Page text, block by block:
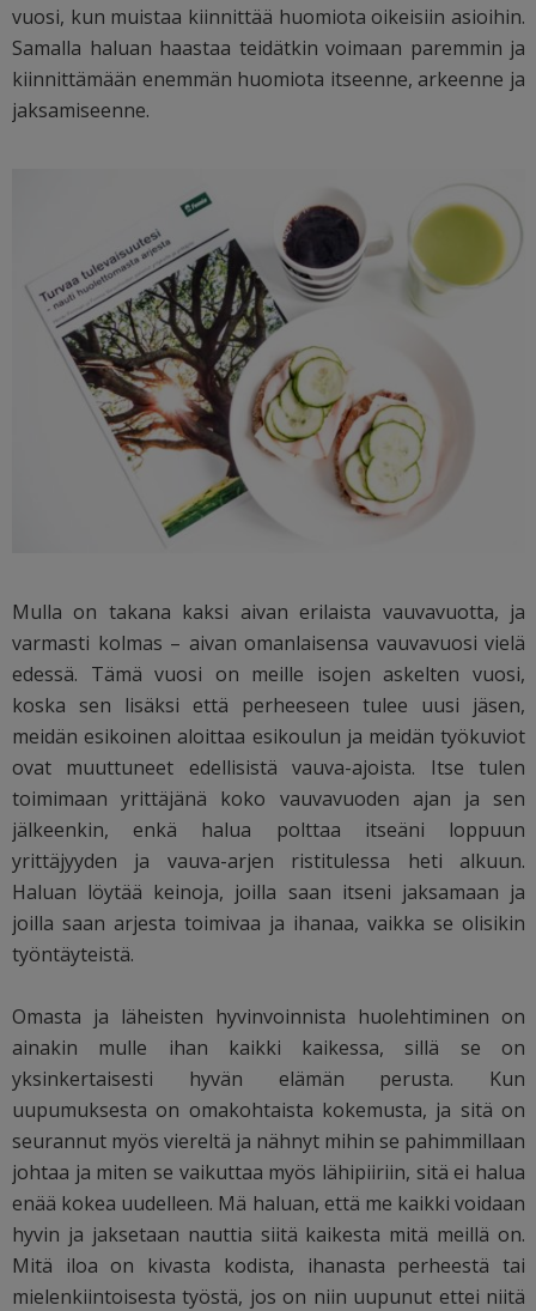
vuosi, kun muistaa kiinnittää huomiota oikeisiin asioihin.
Samalla haluan haastaa teidätkin voimaan paremmin ja
kiinnittämään enemmän huomiota itseenne, arkeenne ja
jaksamiseenne.
Mulla on takana kaksi aivan erilaista vauvavuotta, ja
varmasti kolmas – aivan omanlaisensa vauvavuosi vielä
edessä. Tämä vuosi on meille isojen askelten vuosi,
koska sen lisäksi että perheeseen tulee uusi jäsen,
meidän esikoinen aloittaa esikoulun ja meidän työkuviot
ovat muuttuneet edellisistä vauva-ajoista. Itse tulen
toimimaan yrittäjänä koko vauvavuoden ajan ja sen
jälkeenkin, enkä halua polttaa itseäni loppuun
yrittäjyyden ja vauva-arjen ristitulessa heti alkuun.
Haluan löytää keinoja, joilla saan itseni jaksamaan ja
joilla saan arjesta toimivaa ja ihanaa, vaikka se olisikin
työntäyteistä.
Omasta ja läheisten hyvinvoinnista huolehtiminen on
ainakin mulle ihan kaikki kaikessa, sillä se on
yksinkertaisesti hyvän elämän perusta. Kun
uupumuksesta on omakohtaista kokemusta, ja sitä on
seurannut myös viereltä ja nähnyt mihin se pahimmillaan
johtaa ja miten se vaikuttaa myös lähipiiriin, sitä ei halua
enää kokea uudelleen. Mä haluan, että me kaikki voidaan
hyvin ja jaksetaan nauttia siitä kaikesta mitä meillä on.
Mitä iloa on kivasta kodista, ihanasta perheestä tai
mielenkiintoisesta työstä, jos on niin uupunut ettei niitä